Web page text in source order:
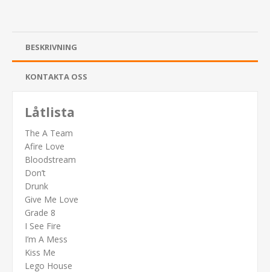
BESKRIVNING
KONTAKTA OSS
Låtlista
The A Team
Afire Love
Bloodstream
Don’t
Drunk
Give Me Love
Grade 8
I See Fire
I’m A Mess
Kiss Me
Lego House